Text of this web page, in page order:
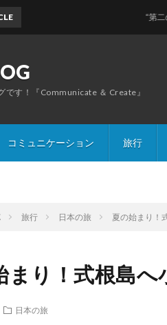
です！『Communicate ＆ Create』
コミュニケーション 旅行
“第二のふるさと
旅行 日本の旅 夏の始まり！
まり！式根島へ
日本の旅